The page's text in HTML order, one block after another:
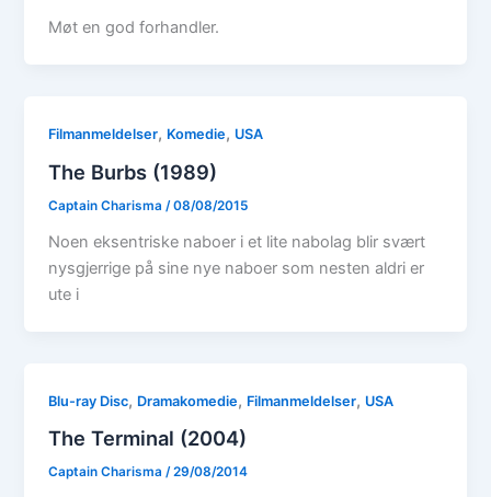
Møt en god forhandler.
Filmanmeldelser, Komedie, USA
The Burbs (1989)
Captain Charisma /08/08/2015
Noen eksentriske naboer i et lite nabolag blir svært
nysgjerrige på sine nye naboer som nesten aldri er
ute i
Blu-ray Disc, Dramakomedie, Filmanmeldelser, USA
The Terminal (2004)
Captain Charisma/29/08/2014